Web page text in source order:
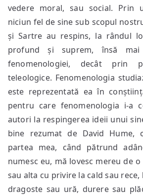
vedere moral, sau social. Prin
niciun fel de sine sub scopul
și Sartre au respins, la rândul
profund și suprem, însă mai
fenomenologiei, decât prin
teleologice. Fenomenologia
este reprezentată ea în
pentru care fenomenologia i-a
autori la respingerea ideii unui
bine rezumat de David Hume,
partea mea, când pătrund
numesc eu, mă lovesc mereu de
sau alta cu privire la cald sau
dragoste sau ură, durere sau